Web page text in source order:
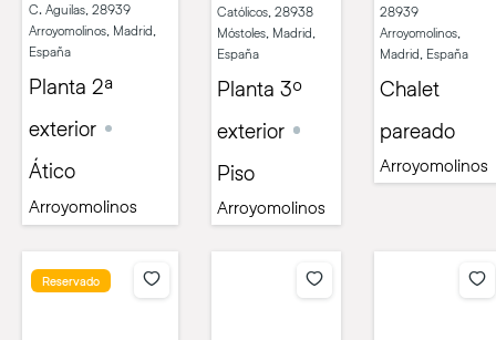
C. Aguilas, 28939
Arroyomolinos, Madrid,
España
Planta 2ª
exterior
Ático
Arroyomolinos
Católicos, 28938
Móstoles, Madrid,
España
Planta 3º
exterior
Piso
Arroyomolinos
28939
Arroyomolinos,
Madrid, España
Chalet
pareado
Arroyomolinos
Reservado